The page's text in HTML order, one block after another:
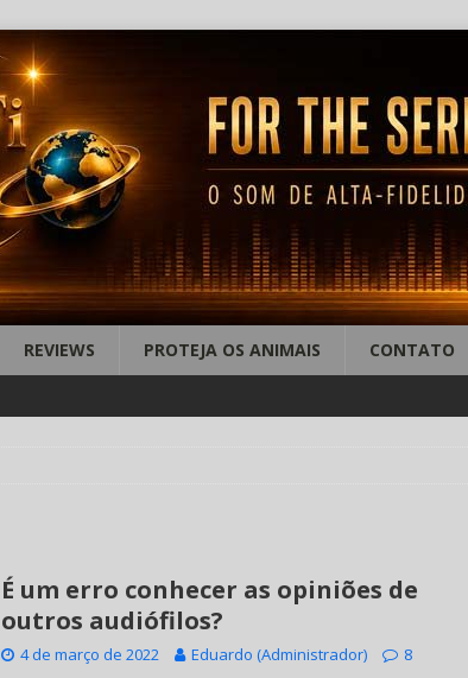
REVIEWS PROTEJA OS ANIMAIS CONTATO
É um erro conhecer as opiniões de
outros audiófilos?
4 de março de 2022 Eduardo (Administrador) 8